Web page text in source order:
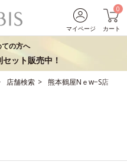
マイページ
0
カート
の方へ
ット販売中！
店舗検索 熊本鶴屋Nｅw−S店